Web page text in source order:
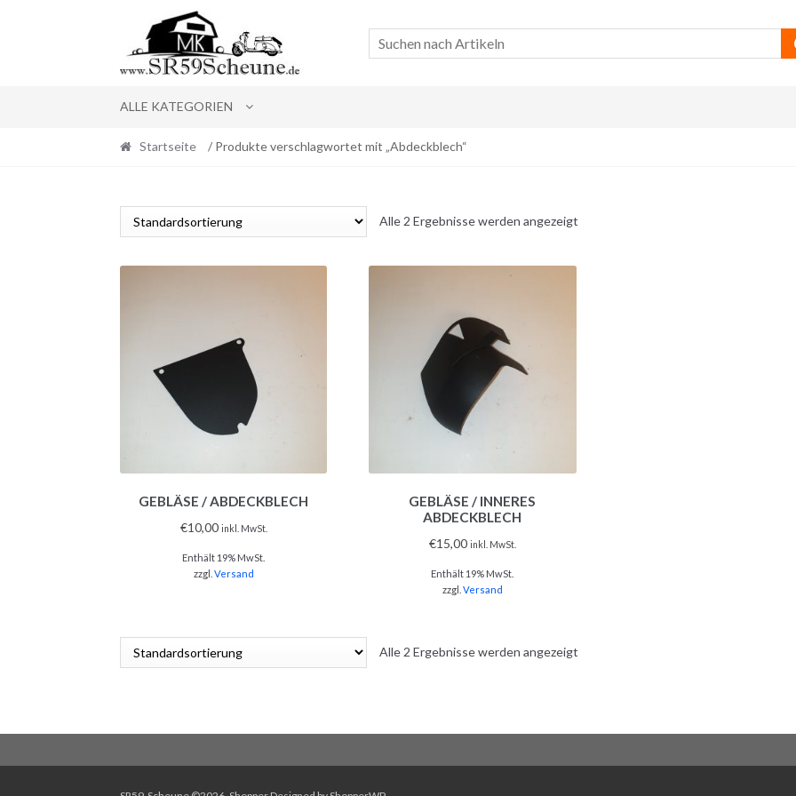
navigation
content
ALLE KATEGORIEN
Startseite / Produkte verschlagwortet mit „Abdeckblech“
Alle 2 Ergebnisse werden angezeigt
GEBLÄSE / ABDECKBLECH
€10,00 inkl. MwSt.
Enthält 19% MwSt.
zzgl. Versand
GEBLÄSE / INNERES
ABDECKBLECH
€15,00 inkl. MwSt.
Enthält 19% MwSt.
zzgl. Versand
Alle 2 Ergebnisse werden angezeigt